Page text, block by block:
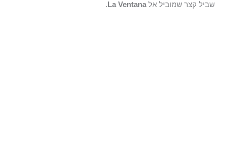
שביל קצר שמוביל אלLa Ventana
.